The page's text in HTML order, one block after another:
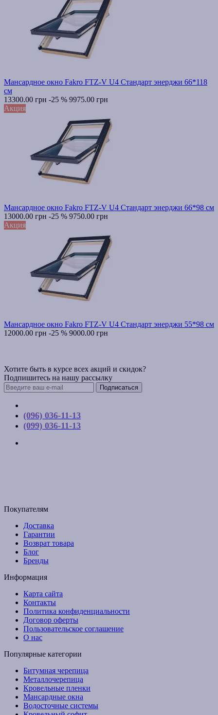
Мансардное окно Fakro FTZ-V U4 Стандарт энерджи 66*118
см
13300.00 грн -25 % 9975.00 грн
Акция
Мансардное окно Fakro FTZ-V U4 Стандарт энерджи 66*98 см
13000.00 грн -25 % 9750.00 грн
Акция
Мансардное окно Fakro FTZ-V U4 Стандарт энерджи 55*98 см
12000.00 грн -25 % 9000.00 грн
Хотите быть в курсе всех акций и скидок?
Подпишитесь на нашу рассылку
Подписаться
(096) 036-11-13
(099) 036-11-13
Покупателям
Доставка
Гарантии
Возврат товара
Блог
Бренды
Информация
Карта сайта
Контакты
Политика конфиденциальности
Договор оферты
Пользовательское соглашение
О нас
Популярные категории
Битумная черепица
Металлочерепица
Кровельные пленки
Мансардные окна
Водосточные системы